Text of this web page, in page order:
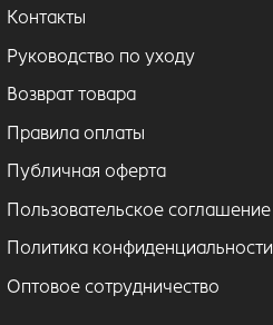
Контакты
Руководство по уходу
Возврат товара
Правила оплаты
Публичная оферта
Пользовательское соглашение
Политика конфиденциальности
Оптовое сотрудничество